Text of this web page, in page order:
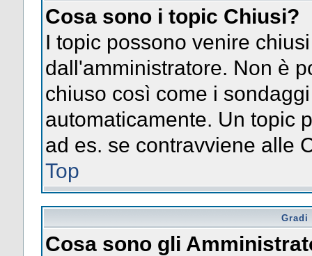
Cosa sono i topic Chiusi?
I topic possono venire
dall'amministratore. Non è
chiuso così come i
automaticamente. Un topic
ad es. se contravviene alle
Top
Gradi
Cosa sono gli